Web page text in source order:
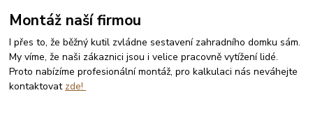
Montáž naší firmou
I přes to, že běžný kutil zvládne sestavení zahradního domku sám.
My víme, že naši zákaznici jsou i velice pracovně vytížení lidé.
Proto nabízíme profesionální montáž, pro kalkulaci nás neváhejte
kontaktovat zde!